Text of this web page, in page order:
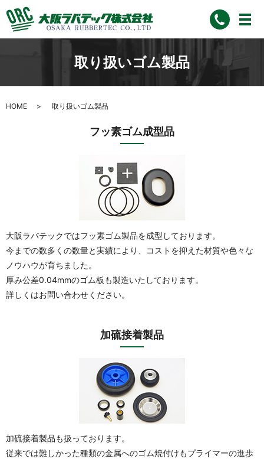
取り扱いゴム製品
HOME 取り扱いゴム製品
フッ素ゴム成型品
大阪ラバテックではフッ素ゴム製品を成型しております。
今までの数多くの数量と実績により、コストを抑えた材質や色々な
ノウハウが育ちました。
厚み公差0.04mmのゴム板も製造いたしております。
詳しくはお問い合わせください。
加硫接着製品
加硫接着製品も扱っております。
従来では難しかった種類の金属へのゴム焼付けもプライマーの進歩